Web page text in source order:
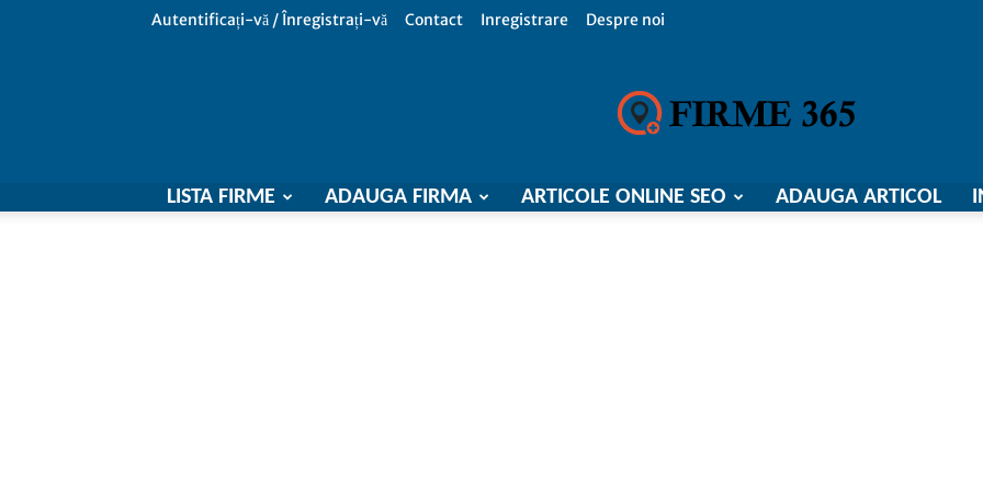
Autentificați-vă / Înregistrați-vă Contact Inregistrare Despre noi
Firme
LISTA FIRME ADAUGA FIRMA ARTICOLE ONLINE SEO ADAUGA ARTICOL